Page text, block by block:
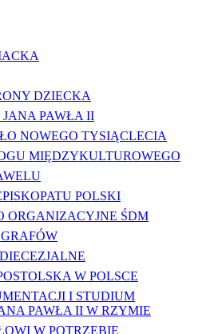
DZIECKA
PAWŁA II
NOWEGO TYSIĄCLECIA
MIĘDZYKULTUROWEGO
POLSKI
ORGANIZACYJNE ŚDM
W POLSCE
I STUDIUM
PAWŁA II W RZYMIE
W POTRZEBIE